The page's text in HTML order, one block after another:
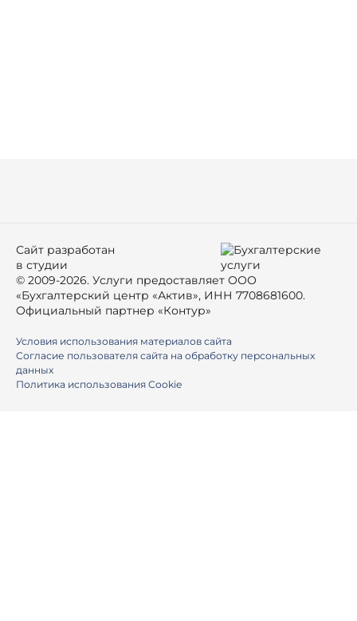
© 2009-2026. Услуги предоставляет ООО
«Бухгалтерский центр «Актив», ИНН 7708681600.
Официальный партнер «Контур»
Сайт разработан
в студии
Условия использования материалов сайта
Согласие пользователя сайта на обработку персональных
данных
Политика использования Cookie